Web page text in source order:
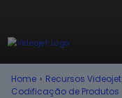
Home › Recursos Videojet
Codificação de Produtos